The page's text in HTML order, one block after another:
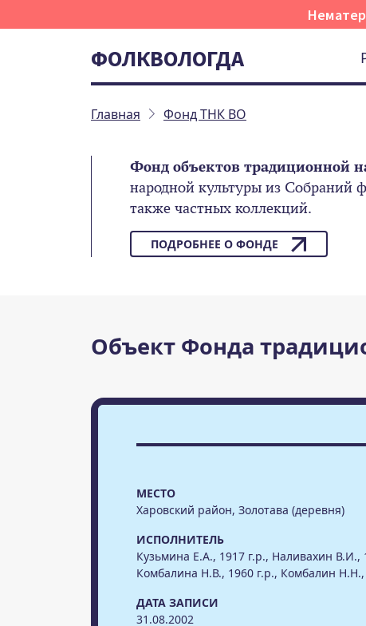
ФОЛКВОЛОГДА
Главная Фонд ТНК ВО
Фонд объектов традиционной
народной культуры из Собраний
также частных коллекций.
ПОДРОБНЕЕ О ФОНДЕ
Объект Фонда
МЕСТО
Харовский район, Золотава (деревня)
ИСПОЛНИТЕЛЬ
Кузьмина Е.А., 1917 г.р., Наливахин В.И.,
Комбалина Н.В., 1960 г.р., Комбалин Н.Н.,
ДАТА ЗАПИСИ
31.08.2002